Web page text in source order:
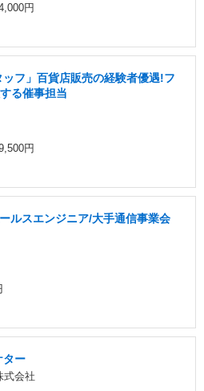
円
ッフ」百貨店販売の経験者優遇!フ
る催事担当
円
ルスエンジニア/大手通信事業会
ター
式会社